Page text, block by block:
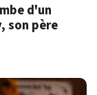
d'un
son père